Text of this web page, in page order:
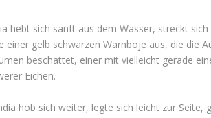
hebt sich sanft aus dem Wasser, streckt
einer gelb schwarzen Warnboje aus, die
beschattet, einer mit vielleicht gerade
Eichen.
hob sich weiter, legte sich leicht zur